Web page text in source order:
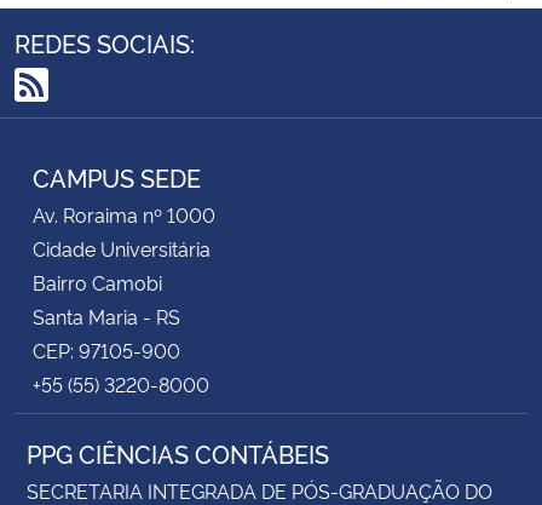
REDES SOCIAIS:
RSS
CAMPUS SEDE
Av. Roraima nº 1000
Cidade Universitária
Bairro Camobi
Santa Maria - RS
CEP: 97105-900
+55 (55) 3220-8000
PPG CIÊNCIAS CONTÁBEIS
SECRETARIA INTEGRADA DE PÓS-GRADUAÇÃO DO